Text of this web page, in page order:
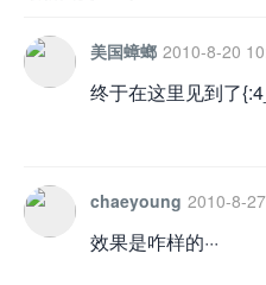
美国蟑螂 2010-8-20
终于在这里见到了
chaeyoung 2010-8-
效果是咋样的···